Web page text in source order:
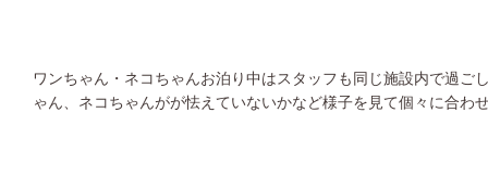
ワンちゃん・ネコちゃんお泊り中はスタッフも同じ施設内で過ご
ゃん、ネコちゃんがが怯えていないかなど様子を見て個々に合わ